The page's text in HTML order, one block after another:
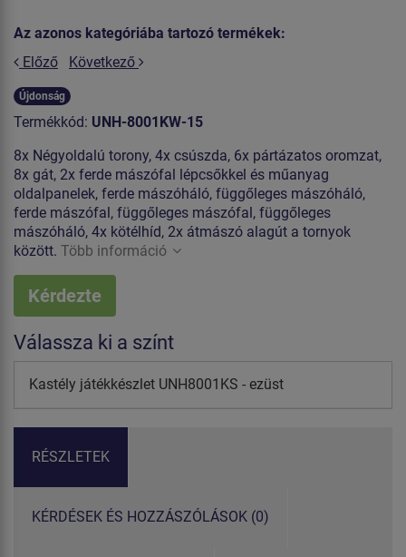
Az azonos kategóriába tartozó termékek:
Előző
Következő
Újdonság
Termékkód: UNH-8001KW-15
8x Négyoldalú torony, 4x csúszda, 6x pártázatos oromzat,
8x gát, 2x ferde mászófal lépcsőkkel és műanyag
oldalpanelek, ferde mászóháló, függőleges mászóháló,
ferde mászófal, függőleges mászófal, függőleges
mászóháló, 4x kötélhíd, 2x átmászó alagút a tornyok
között. Több információ
Kérdezte
Válassza ki a színt
Kastély játékkészlet UNH8001KS - ezüst
RÉSZLETEK
KÉRDÉSEK ÉS HOZZÁSZÓLÁSOK (0)